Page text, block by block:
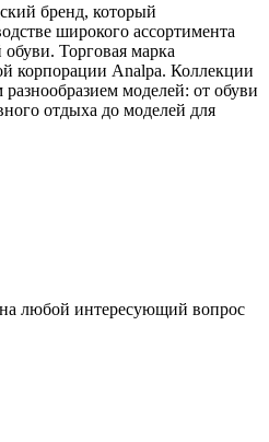
бренд, который
широкого ассортимента
Торговая марка
корпорации Analpa. Коллекции
моделей: от обуви
отдыха до моделей для
любой интересующий вопрос